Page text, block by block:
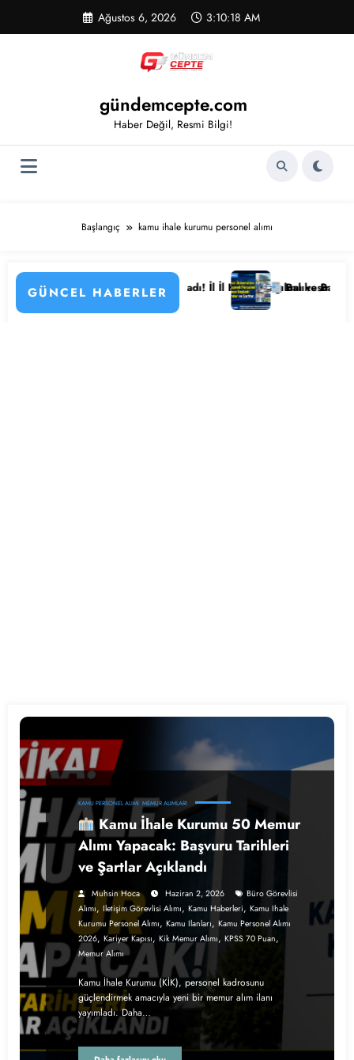
Ağustos 6, 2026 3:10:18 AM
gündemcepte.com
Haber Değil, Resmi Bilgi!
Başlangıç kamu ihale kurumu personel alımı
GÜNCEL HABERLER
Personeli Alımı Başladı! İl İl Kadro Dağılımı ve Başvuru
Balıkesir Üniversitesi
KAMU PERSONEL ALIMI MEMUR ALIMLARI
Kamu İhale Kurumu 50 Memur
Alımı Yapacak: Başvuru Tarihleri
ve Şartlar Açıklandı
Muhsin Hoca Haziran 2, 2026
Büro Görevlisi
Alımı, Iletişim Görevlisi Alımı, Kamu Haberleri, Kamu Ihale
Kurumu Personel Alımı, Kamu Ilanları, Kamu Personel Alımı
2026, Kariyer Kapısı, Kik Memur Alımı, KPSS 70 Puan,
Memur Alımı
Kamu İhale Kurumu (KİK), personel kadrosunu
güçlendirmek amacıyla yeni bir memur alım ilanı
yayımladı. Daha…